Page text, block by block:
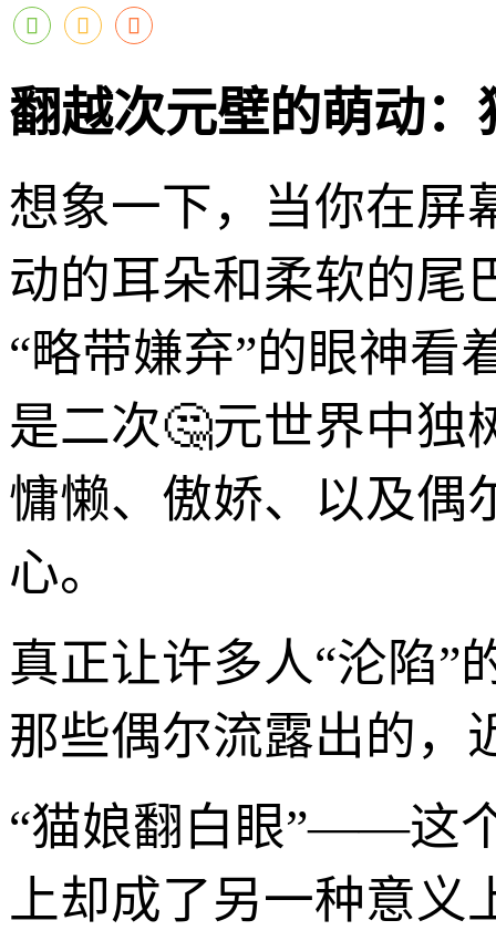
翻越次元壁的萌动
想象一下，当你在屏
动的耳朵和柔软的尾
“略带嫌弃”的眼神
是二次🤔元世界中独
慵懒、傲娇、以及偶
心。
真正让许多人“沦陷”
那些偶尔流露出的，
“猫娘翻白眼”——这
上却成了另一种意义